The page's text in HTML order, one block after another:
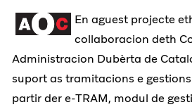
En aguest projecte
collaboracion deth
Administracion Dubèrta de
suport as tramitacions e
partir der e-TRAM, modul de